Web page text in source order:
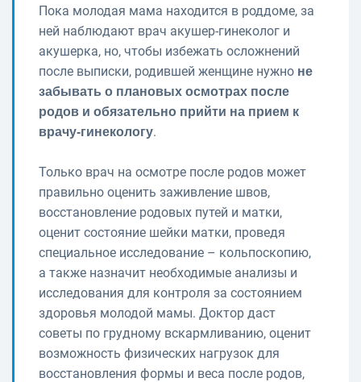
Пока молодая мама находится в роддоме, за
ней наблюдают врач акушер-гинеколог и
акушерка, но, чтобы избежать осложнений
после выписки, родившей женщине нужно не
забывать о плановых осмотрах после
родов и обязательно прийти на прием к
врачу-гинекологу.
Только врач на осмотре после родов может
правильно оценить заживление швов,
восстановление родовых путей и матки,
оценит состояние шейки матки, проведя
специальное исследование – кольпоскопию,
а также назначит необходимые анализы и
исследования для контроля за состоянием
здоровья молодой мамы. Доктор даст
советы по грудному вскармливанию, оценит
возможность физических нагрузок для
восстановления формы и веса после родов,